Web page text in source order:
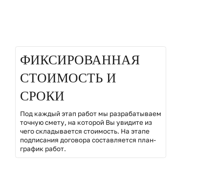
02
ФИКСИРОВАННАЯ
СТОИМОСТЬ И
СРОКИ
Под каждый этап работ мы разрабатываем
точную смету, на которой Вы увидите из
чего складывается стоимость. На этапе
подписания договора составляется план-
график работ.